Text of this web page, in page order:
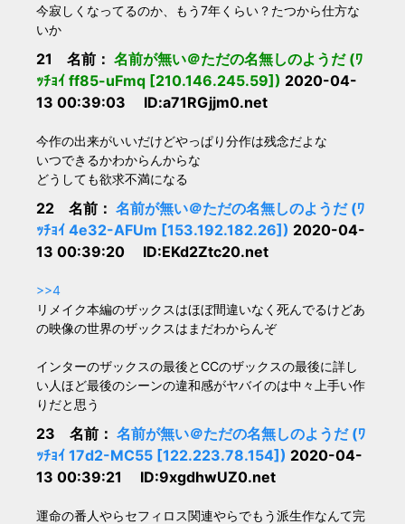
今寂しくなってるのか、もう7年くらい？たつから仕方な
いか
21 名前： 名前が無い＠ただの名無しのようだ (ﾜ
ｯﾁｮｲ ff85-uFmq [210.146.245.59]) 2020-04-
13 00:39:03 ID:a71RGjjm0.net
今作の出来がいいだけどやっぱり分作は残念だよな
いつできるかわからんからな
どうしても欲求不満になる
22 名前： 名前が無い＠ただの名無しのようだ (ﾜ
ｯﾁｮｲ 4e32-AFUm [153.192.182.26]) 2020-04-
13 00:39:20 ID:EKd2Ztc20.net
>>4
リメイク本編のザックスはほぼ間違いなく死んでるけどあ
の映像の世界のザックスはまだわからんぞ
インターのザックスの最後とCCのザックスの最後に詳し
い人ほど最後のシーンの違和感がヤバイのは中々上手い作
りだと思う
23 名前： 名前が無い＠ただの名無しのようだ (ﾜ
ｯﾁｮｲ 17d2-MC55 [122.223.78.154]) 2020-04-
13 00:39:21 ID:9xgdhwUZ0.net
運命の番人やらセフィロス関連やらでもう派生作なんて完